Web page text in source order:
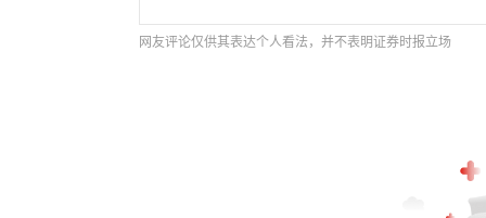
网友评论仅供其表达个人看法，并不表明证券时报立场